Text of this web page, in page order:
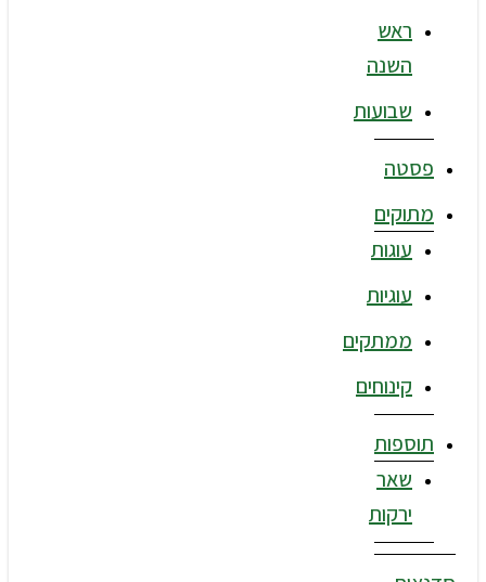
ראש
השנה
שבועות
פסטה
מתוקים
עוגות
עוגיות
ממתקים
קינוחים
תוספות
שאר
ירקות